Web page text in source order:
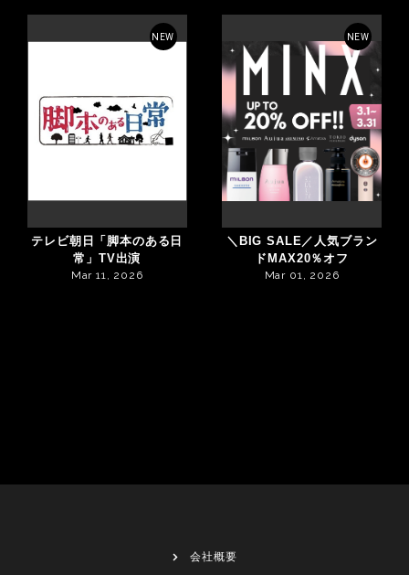
NEW
テレビ朝日「脚本のある日
常」TV出演
Mar 11, 2026
NEW
＼BIG SALE／人気ブラン
ドMAX20％オフ
Mar 01, 2026
会社概要